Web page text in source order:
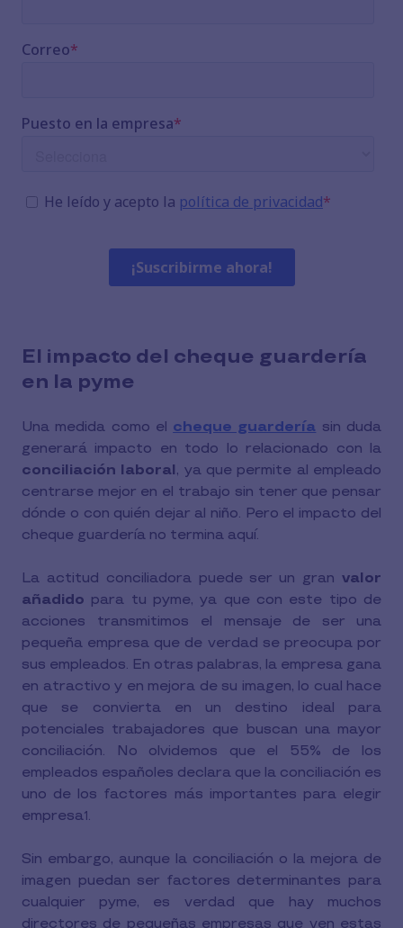
El impacto del cheque guardería
en la pyme
Una medida como el cheque guardería sin duda
generará impacto en todo lo relacionado con la
conciliación laboral, ya que permite al empleado
centrarse mejor en el trabajo sin tener que pensar
dónde o con quién dejar al niño. Pero el impacto del
cheque guardería no termina aquí.
La actitud conciliadora puede ser un gran valor
añadido para tu pyme, ya que con este tipo de
acciones transmitimos el mensaje de ser una
pequeña empresa que de verdad se preocupa por
sus empleados. En otras palabras, la empresa gana
en atractivo y en mejora de su imagen, lo cual hace
que se convierta en un destino ideal para
potenciales trabajadores que buscan una mayor
conciliación. No olvidemos que el 55% de los
empleados españoles declara que la conciliación es
uno de los factores más importantes para elegir
empresa1.
Sin embargo, aunque la conciliación o la mejora de
imagen puedan ser factores determinantes para
cualquier pyme, es verdad que hay muchos
directores de pequeñas empresas que ven estas